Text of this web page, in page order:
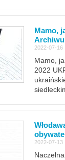
Mamo,
2022-07-16
Mamo,
2022
2022-07-13